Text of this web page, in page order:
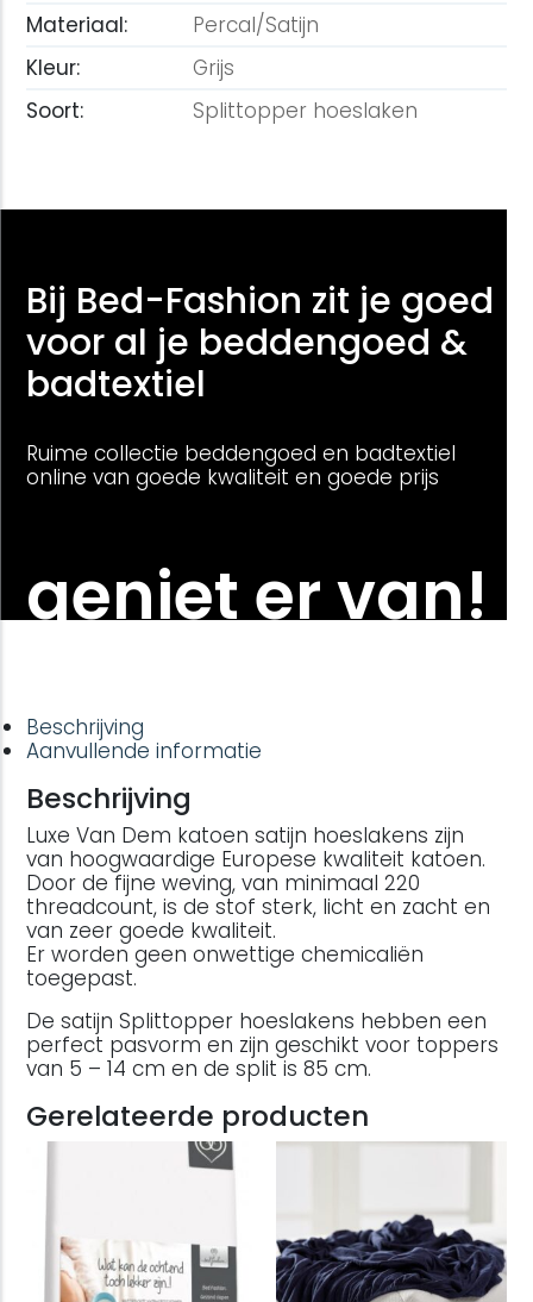
Materiaal:
Percal/Satijn
Kleur:
Grijs
Soort:
Splittopper hoeslaken
Bij Bed-Fashion zit je goed
voor al je beddengoed &
badtextiel
Ruime collectie beddengoed en badtextiel
online van goede kwaliteit en goede prijs
geniet er van!
Beschrijving
Aanvullende informatie
Beschrijving
Luxe Van Dem katoen satijn hoeslakens zijn
van hoogwaardige Europese kwaliteit katoen.
Door de fijne weving, van minimaal 220
threadcount, is de stof sterk, licht en zacht en
van zeer goede kwaliteit.
Er worden geen onwettige chemicaliën
toegepast.
De satijn Splittopper hoeslakens hebben een
perfect pasvorm en zijn geschikt voor toppers
van 5 – 14 cm en de split is 85 cm.
Gerelateerde producten